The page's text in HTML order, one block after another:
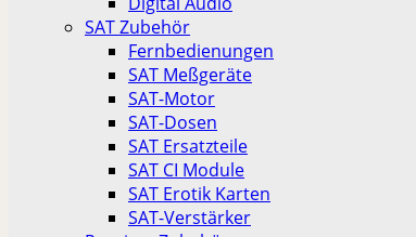
SAT Zubehör
Fernbedienungen
SAT Meßgeräte
SAT-Motor
SAT-Dosen
SAT Ersatzteile
SAT CI Module
SAT Erotik Karten
SAT-Verstärker